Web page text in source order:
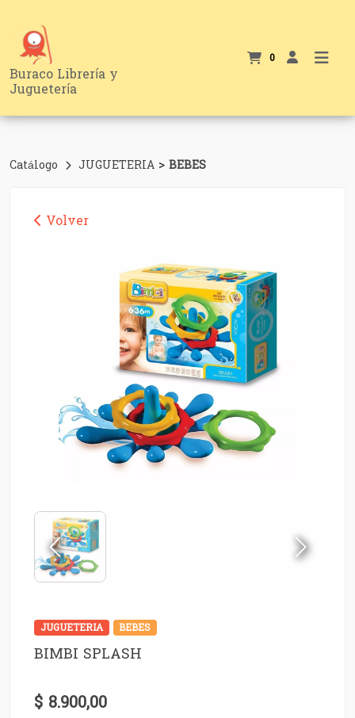
Buraco Librería y
Juguetería
0
Catálogo JUGUETERIA > BEBES
Volver
JUGUETERIA BEBES
BIMBI SPLASH
$ 8.900,00